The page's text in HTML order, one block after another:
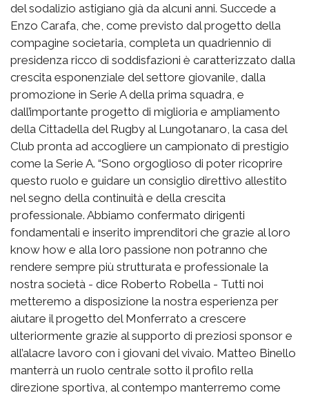
del sodalizio astigiano già da alcuni anni. Succede a
Enzo Carafa, che, come previsto dal progetto della
compagine societaria, completa un quadriennio di
presidenza ricco di soddisfazioni è caratterizzato dalla
crescita esponenziale del settore giovanile, dalla
promozione in Serie A della prima squadra, e
dall’importante progetto di miglioria e ampliamento
della Cittadella del Rugby al Lungotanaro, la casa del
Club pronta ad accogliere un campionato di prestigio
come la Serie A. “Sono orgoglioso di poter ricoprire
questo ruolo e guidare un consiglio direttivo allestito
nel segno della continuità e della crescita
professionale. Abbiamo confermato dirigenti
fondamentali e inserito imprenditori che grazie al loro
know how e alla loro passione non potranno che
rendere sempre più strutturata e professionale la
nostra società - dice Roberto Robella - Tutti noi
metteremo a disposizione la nostra esperienza per
aiutare il progetto del Monferrato a crescere
ulteriormente grazie al supporto di preziosi sponsor e
all’alacre lavoro con i giovani del vivaio. Matteo Binello
manterrà un ruolo centrale sotto il profilo rella
direzione sportiva, al contempo manterremo come